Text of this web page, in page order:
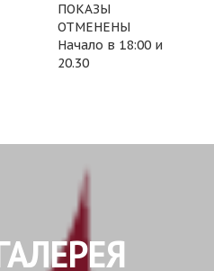
ПОКАЗЫ
ОТМЕНЕНЫ
Начало в 18:00 и
20.30